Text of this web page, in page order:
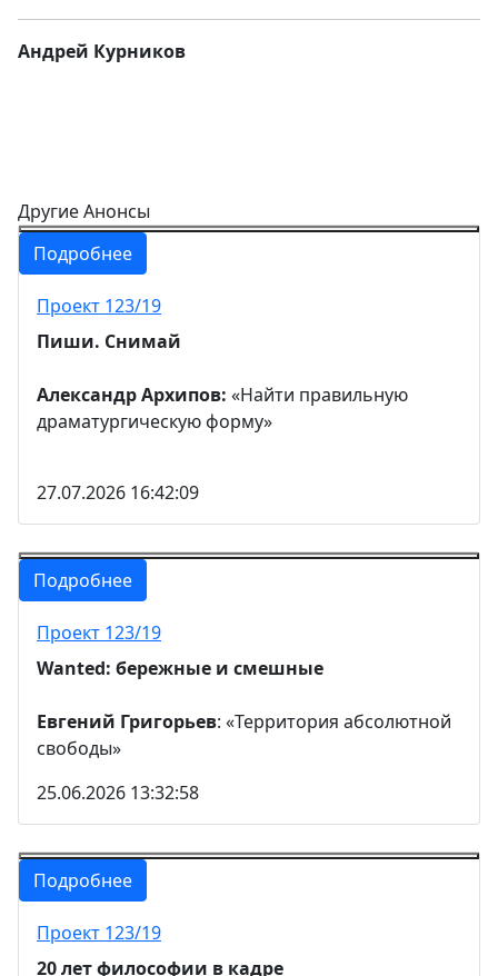
Андрей Курников
Другие Анонсы
Подробнее
Проект 123/19
Пиши. Снимай
Александр Архипов: «Найти правильную
драматургическую форму»
27.07.2026 16:42:09
Подробнее
Проект 123/19
Wanted: бережные и смешные
Евгений Григорьев: «Территория абсолютной
свободы»
25.06.2026 13:32:58
Подробнее
Проект 123/19
20 лет философии в кадре